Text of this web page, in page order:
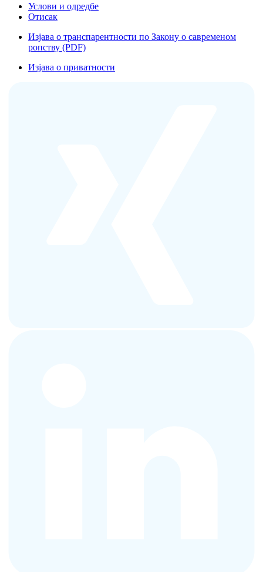
Услови и одредбе
Отисак
Изјава о транспарентности по Закону о савременом
ропству (PDF)
Изјава о приватности